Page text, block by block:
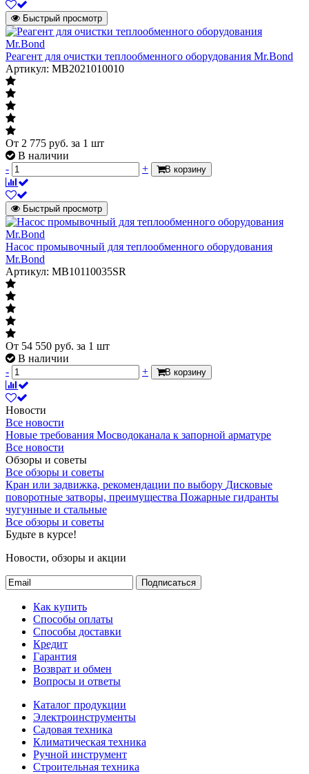
Быстрый просмотр
Реагент для очистки теплообменного оборудования Mr.Bond
Артикул: MB2021010010
От 2 775 руб. за 1 шт
В наличии
-
+ В корзину
Быстрый просмотр
Насос промывочный для теплообменного оборудования
Mr.Bond
Артикул: MB10110035SR
От 54 550 руб. за 1 шт
В наличии
-
+ В корзину
Новости
Все новости
Новые требования Мосводоканала к запорной арматуре
Все новости
Обзоры и советы
Все обзоры и советы
Кран или задвижка, рекомендации по выбору Дисковые
поворотные затворы, преимущества Пожарные гидранты
чугунные и стальные
Все обзоры и советы
Будьте в курсе!
Новости, обзоры и акции
Подписаться
Как купить
Способы оплаты
Способы доставки
Кредит
Гарантия
Возврат и обмен
Вопросы и ответы
Каталог продукции
Электроинструменты
Садовая техника
Климатическая техника
Ручной инструмент
Строительная техника